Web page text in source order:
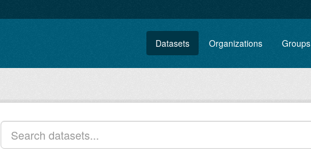
Datasets Organizations Groups